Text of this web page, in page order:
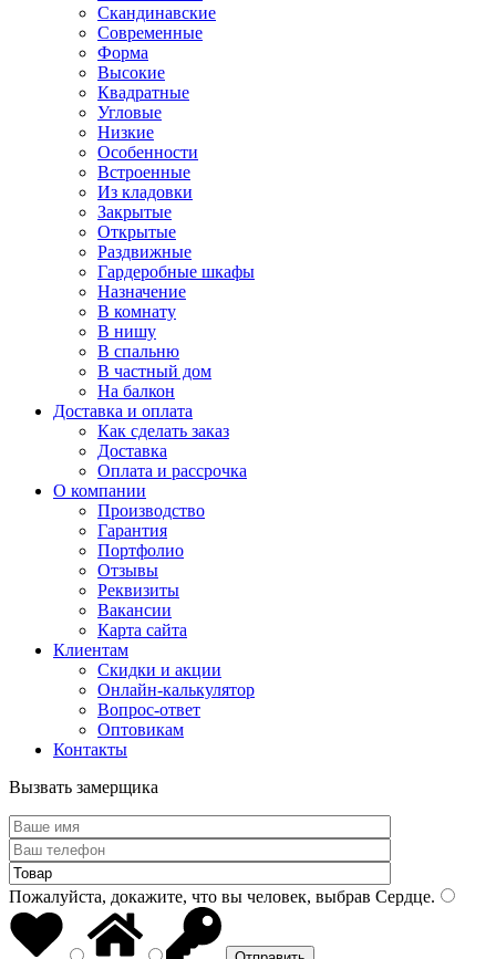
Скандинавские
Современные
Форма
Высокие
Квадратные
Угловые
Низкие
Особенности
Встроенные
Из кладовки
Закрытые
Открытые
Раздвижные
Гардеробные шкафы
Назначение
В комнату
В нишу
В спальню
В частный дом
На балкон
Доставка и оплата
Как сделать заказ
Доставка
Оплата и рассрочка
О компании
Производство
Гарантия
Портфолио
Отзывы
Реквизиты
Вакансии
Карта сайта
Клиентам
Скидки и акции
Онлайн-калькулятор
Вопрос-ответ
Оптовикам
Контакты
Вызвать замерщика
Пожалуйста, докажите, что вы человек, выбрав Сердце.